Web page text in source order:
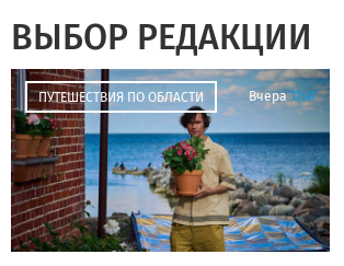
ВЫБОР РЕДАКЦИИ
ПУТЕШЕСТВИЯ ПО ОБЛАСТИ Вчера 17:41